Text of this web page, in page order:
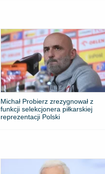
Michał Probierz zrezygnował z
funkcji selekcjonera piłkarskiej
reprezentacji Polski